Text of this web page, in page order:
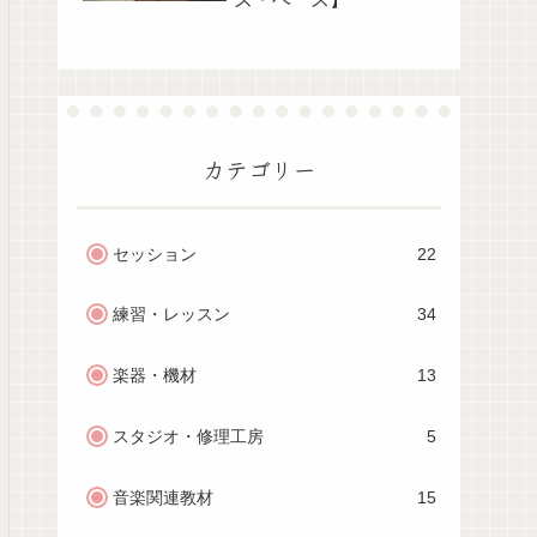
カテゴリー
セッション 22
練習・レッスン 34
楽器・機材 13
スタジオ・修理工房 5
音楽関連教材 15